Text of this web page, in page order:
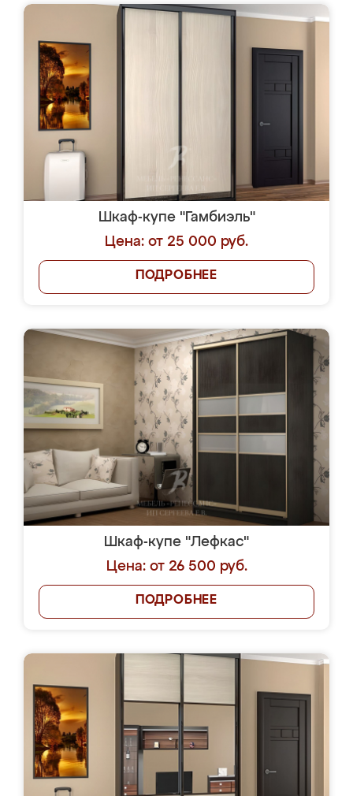
Шкаф-купе "Гамбиэль"
Цена: от 25 000 руб.
ПОДРОБНЕЕ
Шкаф-купе "Лефкас"
Цена: от 26 500 руб.
ПОДРОБНЕЕ